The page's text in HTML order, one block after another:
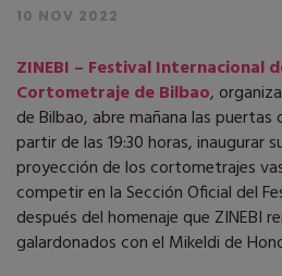
10 NOV 2022
ZINEBI – Festival Internacional
Cortometraje de Bilbao,
de Bilbao, abre mañana las
partir de las 19:30 horas, inaugurar
proyección de los cortometrajes
competir en la Sección Oficial del
después del homenaje que ZINEBI
galardonados con el Mikeldi de